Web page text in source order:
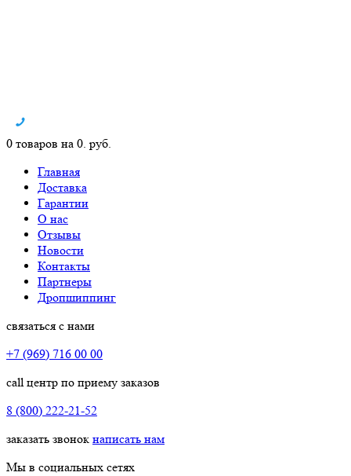
0 товаров на 0. руб.
Главная
Доставка
Гарантии
О нас
Отзывы
Новости
Контакты
Партнеры
Дропшиппинг
связаться с нами
+7 (969) 716 00 00
call центр по приему заказов
8 (800) 222-21-52
заказать звонок написать нам
Мы в социальных сетях